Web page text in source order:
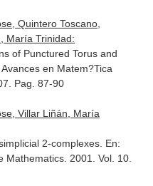
Quintero Toscano,
María Trinidad:
of Punctured Torus and
Avances en Matem?Tica
Pag. 87-90
Villar Liñán, María
2-complexes. En:
Mathematics. 2001. Vol. 10.